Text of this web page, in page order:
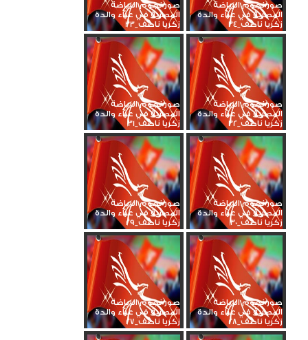
صور نجوم الرياضة
المصرية في عزاء والدة
زكريا ناصف_34
صور نجوم الرياضة
المصرية في عزاء والدة
زكريا ناصف_33
صور نجوم الرياضة
المصرية في عزاء والدة
زكريا ناصف_32
صور نجوم الرياضة
المصرية في عزاء والدة
زكريا ناصف_31
صور نجوم الرياضة
المصرية في عزاء والدة
زكريا ناصف_30
صور نجوم الرياضة
المصرية في عزاء والدة
زكريا ناصف_29
صور نجوم الرياضة
المصرية في عزاء والدة
زكريا ناصف_28
صور نجوم الرياضة
المصرية في عزاء والدة
زكريا ناصف_27